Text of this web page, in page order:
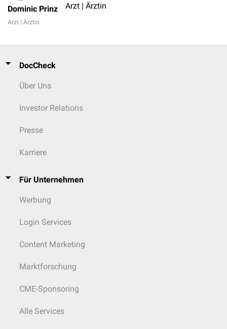
Dominic Prinz
Arzt | Ärztin
Arzt | Ärztin
DocCheck
Über Uns
Investor Relations
Presse
Karriere
Für Unternehmen
Werbung
Login Services
Content Marketing
Marktforschung
CME-Sponsoring
Alle Services